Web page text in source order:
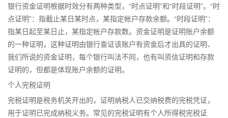
银行资金证明根据时效分有两种类型，“时点证明”和“时段证明”。“时
点证明”：指截止某日某时点，某指定帐户存款余额。“时段证明”：
指某日起至某日止，某指定帐户存款数。资金证明是证明账户余额
的一种证明，这种证明由银行查证该账户有资金后才出具的证明、
我们所说的资金证明，每个银行叫法不同，也有叫资信证明和存款
证明的，但都是体现账户余额的证明。
个人完税证明
完税证明是税务机关开出的，证明纳税人已交纳税费的完税凭证，
用于证明已完成纳税义务。常见的完税证明有个人所得税完税证